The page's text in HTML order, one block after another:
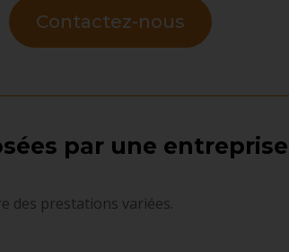
Contactez-nous
par une
des prestations variées.